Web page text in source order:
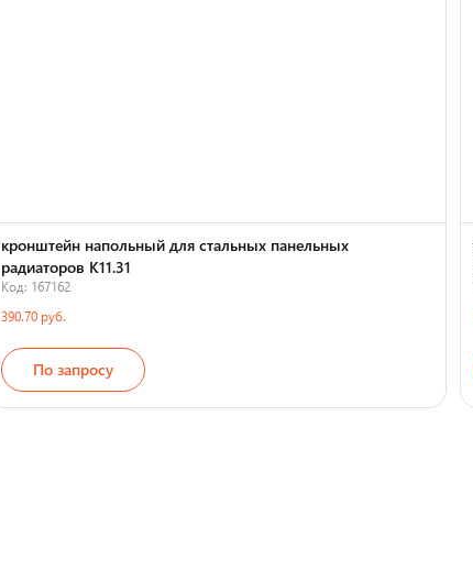
кронштейн напольный для стальных панельных
радиаторов К11.31
Код: 167162
390.70 руб.
По запросу